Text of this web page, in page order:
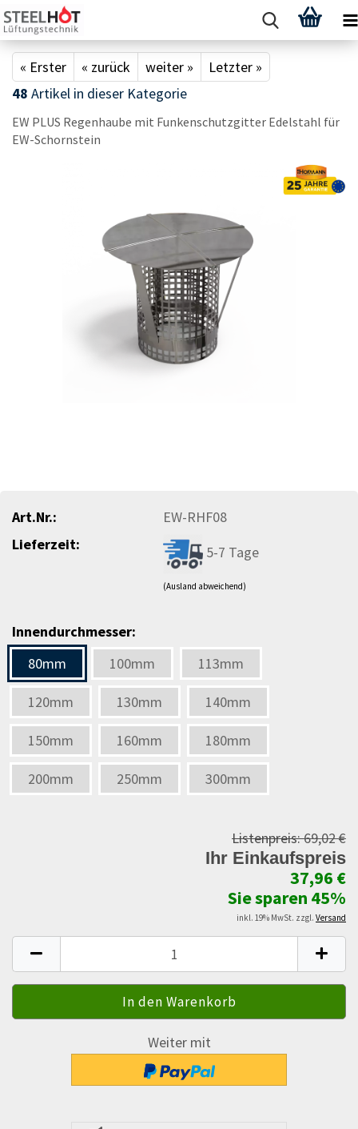
« Erster « zurück weiter »
Letzter »
48 Artikel in dieser Kategorie
EW PLUS Re­gen­hau­be mit Fun­ken­schutz­git­ter Edel­stahl für
EW-​Schornstein
Art.Nr.:
EW-RHF08
Lieferzeit:
5-7 Tage
(Ausland abweichend)
Innendurchmesser:
80mm
100mm 113mm
120mm 130mm 140mm
150mm 160mm 180mm
200mm 250mm 300mm
Listenpreis:69,02 €
Ihr Einkaufspreis
37,96 €
Sie sparen 45%
inkl. 19% MwSt. zzgl. Versand
Weiter mit